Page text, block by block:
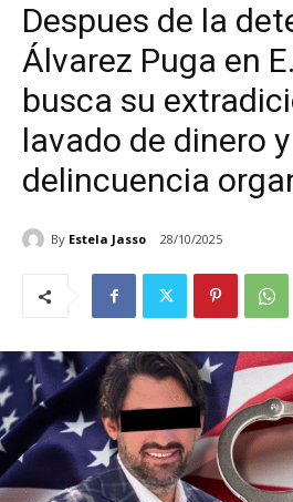
Despues de la
Álvarez Puga en
busca su
lavado de dinero y
delincuencia
By Estela Jasso 28/10/2025